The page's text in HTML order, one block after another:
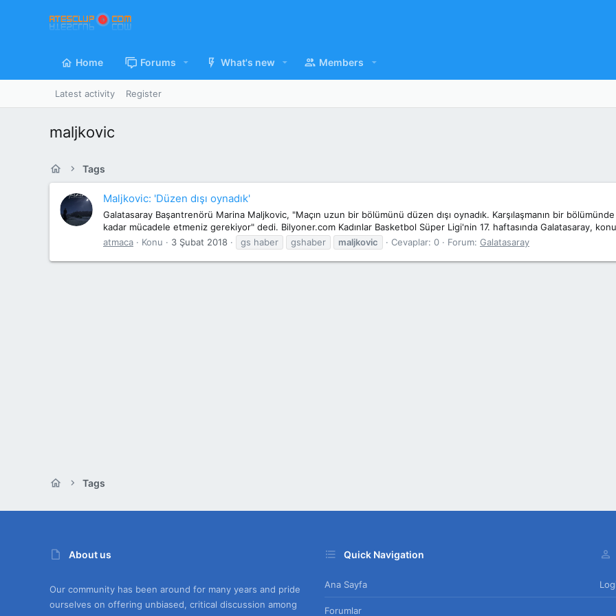
Home Forums What's new Members
Latest activity Register
maljkovic
Tags
Maljkovic: 'Düzen dışı oynadık'
Galatasaray Başantrenörü Marina Maljkovic, "Maçın uzun bir bölümünü düzen dışı oynadık. Karşılaşmanın bir
kadar mücadele etmeniz gerekiyor" dedi. Bilyoner.com Kadınlar Basketbol Süper Ligi'nin 17. haftasında Galatasaray,
atmaca
Konu 3 Şubat 2018 gs haber gshaber maljkovic Cevaplar: 0 Forum: Galatasaray
Tags
About us
Our community has been around for many years and pride
ourselves on offering unbiased, critical discussion among
Quick Navigation
Ana Sayfa
Forumlar